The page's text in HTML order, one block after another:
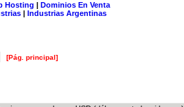
Hosting | Dominios En Venta
| Industrias Argentinas
[Pág. principal]